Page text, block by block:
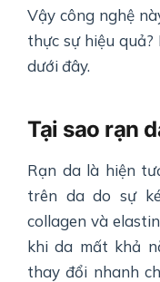
Vậy công nghệ
thực sự hiệu
dưới đây.
Tại sao rạn
Rạn da là hiện
trên da do sự
collagen và
khi da mất khả
thay đổi nhanh